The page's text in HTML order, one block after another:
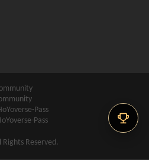
Pass
Pass
Rights Reserved.